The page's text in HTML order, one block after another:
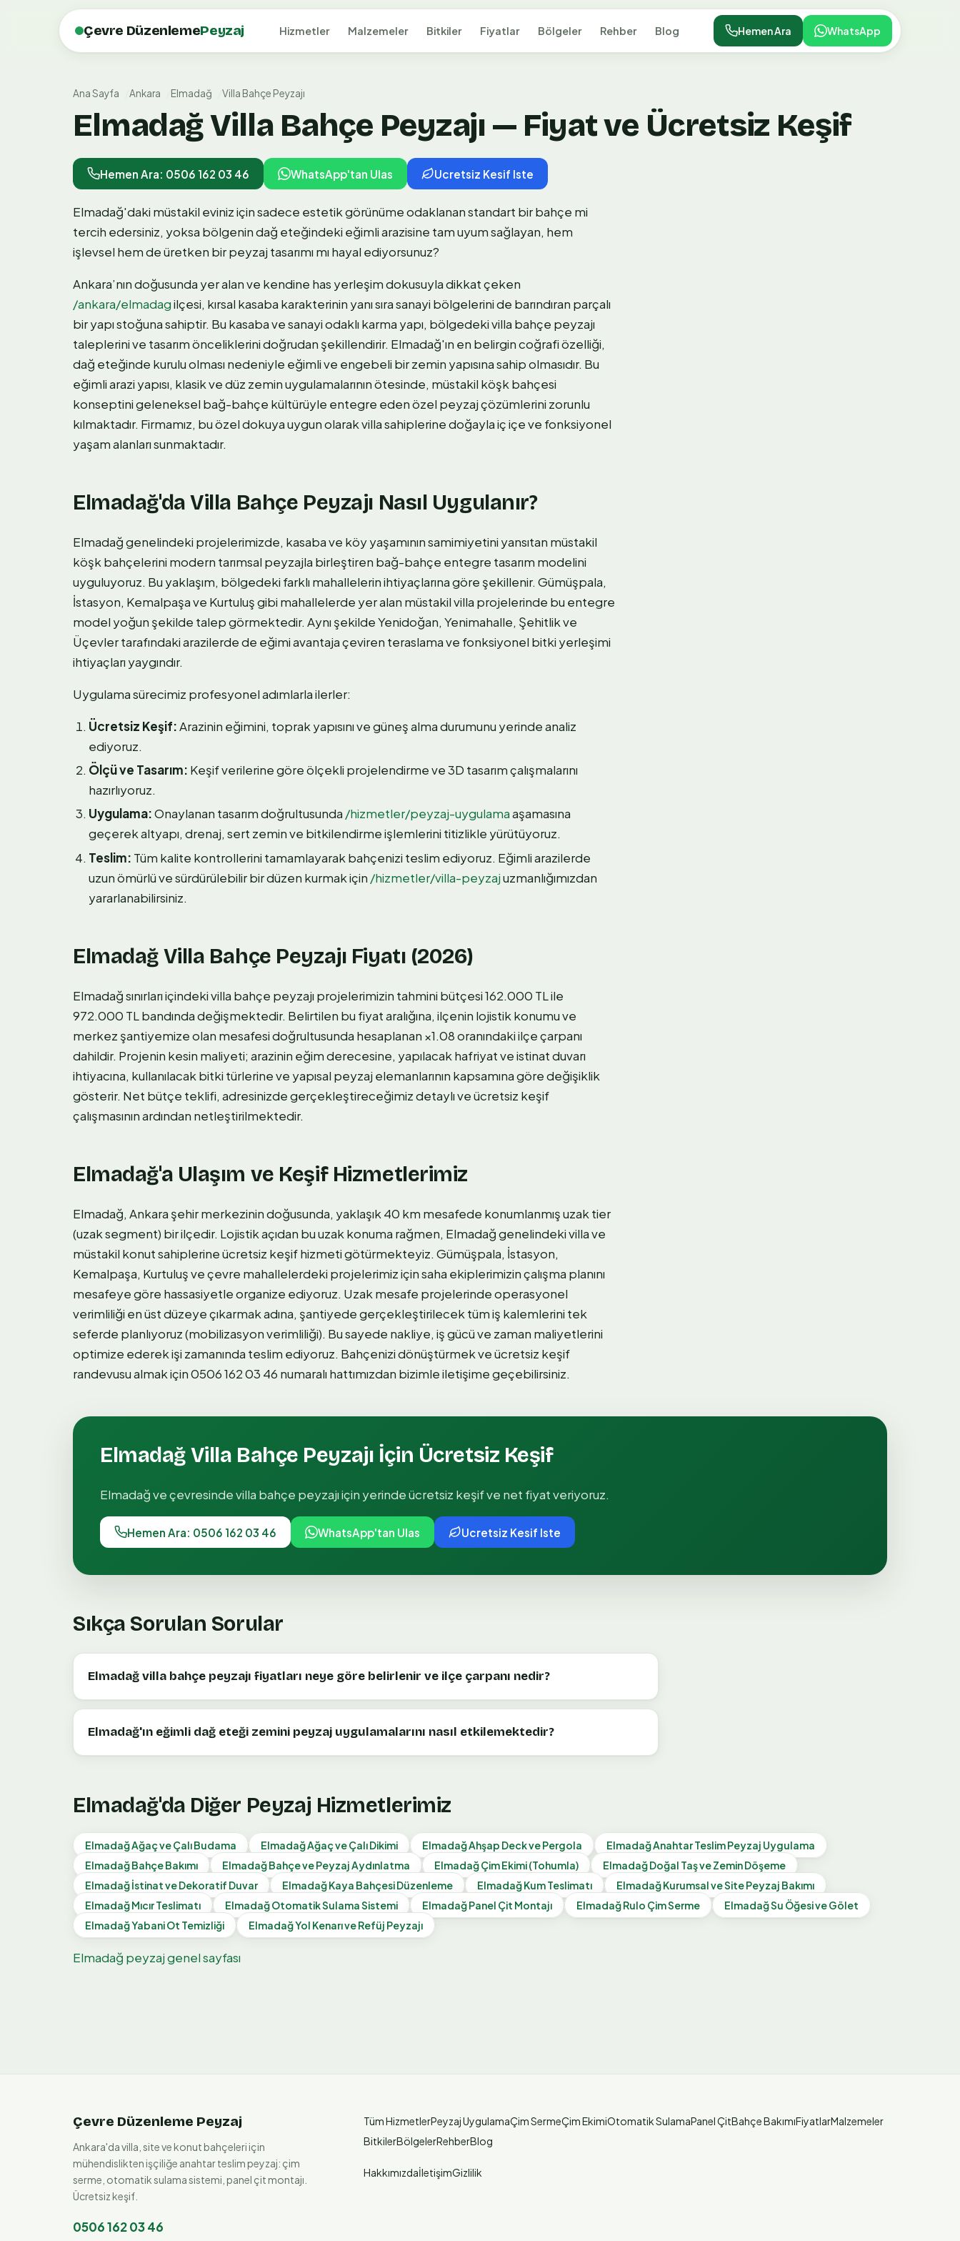
Çevre DüzenlemePeyzaj Hizmetler Malzemeler Bitkiler Fiyatlar Bölgeler Rehber Blog Hemen Ara WhatsApp
Ana Sayfa Ankara Elmadağ Villa Bahçe Peyzajı
Elmadağ Villa Bahçe Peyzajı — Fiyat ve Ücretsiz Keşif
Hemen Ara: 0506 162 03 46 WhatsApp'tan Ulas Ucretsiz Kesif Iste
Elmadağ'daki müstakil eviniz için sadece estetik görünüme odaklanan standart bir bahçe mi
tercih edersiniz, yoksa bölgenin dağ eteğindeki eğimli arazisine tam uyum sağlayan, hem
işlevsel hem de üretken bir peyzaj tasarımı mı hayal ediyorsunuz?
Ankara’nın doğusunda yer alan ve kendine has yerleşim dokusuyla dikkat çeken
/ankara/elmadagilçesi, kırsal kasaba karakterinin yanı sıra sanayi bölgelerini de barındıran parçalı
bir yapı stoğuna sahiptir. Bu kasaba ve sanayi odaklı karma yapı, bölgedeki villa bahçe peyzajı
taleplerini ve tasarım önceliklerini doğrudan şekillendirir. Elmadağ'ın en belirgin coğrafi özelliği,
dağ eteğinde kurulu olması nedeniyle eğimli ve engebeli bir zemin yapısına sahip olmasıdır. Bu
eğimli arazi yapısı, klasik ve düz zemin uygulamalarının ötesinde, müstakil köşk bahçesi
konseptini geleneksel bağ-bahçe kültürüyle entegre eden özel peyzaj çözümlerini zorunlu
kılmaktadır. Firmamız, bu özel dokuya uygun olarak villa sahiplerine doğayla iç içe ve fonksiyonel
yaşam alanları sunmaktadır.
Elmadağ'da Villa Bahçe Peyzajı Nasıl Uygulanır?
Elmadağ genelindeki projelerimizde, kasaba ve köy yaşamının samimiyetini yansıtan müstakil
köşk bahçelerini modern tarımsal peyzajla birleştiren bağ-bahçe entegre tasarım modelini
uyguluyoruz. Bu yaklaşım, bölgedeki farklı mahallelerin ihtiyaçlarına göre şekillenir. Gümüşpala,
İstasyon, Kemalpaşa ve Kurtuluş gibi mahallelerde yer alan müstakil villa projelerinde bu entegre
model yoğun şekilde talep görmektedir. Aynı şekilde Yenidoğan, Yenimahalle, Şehitlik ve
Üçevler tarafındaki arazilerde de eğimi avantaja çeviren teraslama ve fonksiyonel bitki yerleşimi
ihtiyaçları yaygındır.
Uygulama sürecimiz profesyonel adımlarla ilerler:
Ücretsiz Keşif:Arazinin eğimini, toprak yapısını ve güneş alma durumunu yerinde analiz
ediyoruz.
Ölçü ve Tasarım: Keşif verilerine göre ölçekli projelendirme ve 3D tasarım çalışmalarını
hazırlıyoruz.
Uygulama:Onaylanan tasarım doğrultusunda /hizmetler/peyzaj-uygulamaaşamasına
geçerek altyapı, drenaj, sert zemin ve bitkilendirme işlemlerini titizlikle yürütüyoruz.
Teslim: Tüm kalite kontrollerini tamamlayarak bahçenizi teslim ediyoruz. Eğimli arazilerde
uzun ömürlü ve sürdürülebilir bir düzen kurmak için /hizmetler/villa-peyzajuzmanlığımızdan
yararlanabilirsiniz.
Elmadağ Villa Bahçe Peyzajı Fiyatı (2026)
Elmadağ sınırları içindeki villa bahçe peyzajı projelerimizin tahmini bütçesi 162.000 TL ile
972.000 TL bandında değişmektedir. Belirtilen bu fiyat aralığına, ilçenin lojistik konumu ve
merkez şantiyemize olan mesafesi doğrultusunda hesaplanan ×1.08 oranındaki ilçe çarpanı
dahildir. Projenin kesin maliyeti; arazinin eğim derecesine, yapılacak hafriyat ve istinat duvarı
ihtiyacına, kullanılacak bitki türlerine ve yapısal peyzaj elemanlarının kapsamına göre değişiklik
gösterir. Net bütçe teklifi, adresinizde gerçekleştireceğimiz detaylı ve ücretsiz keşif
çalışmasının ardından netleştirilmektedir.
Elmadağ'a Ulaşım ve Keşif Hizmetlerimiz
Elmadağ, Ankara şehir merkezinin doğusunda, yaklaşık 40 km mesafede konumlanmış uzak tier
(uzak segment) bir ilçedir. Lojistik açıdan bu uzak konuma rağmen, Elmadağ genelindeki villa ve
müstakil konut sahiplerine ücretsiz keşif hizmeti götürmekteyiz. Gümüşpala, İstasyon,
Kemalpaşa, Kurtuluş ve çevre mahallelerdeki projelerimiz için saha ekiplerimizin çalışma planını
mesafeye göre hassasiyetle organize ediyoruz. Uzak mesafe projelerinde operasyonel
verimliliği en üst düzeye çıkarmak adına, şantiyede gerçekleştirilecek tüm iş kalemlerini tek
seferde planlıyoruz (mobilizasyon verimliliği). Bu sayede nakliye, iş gücü ve zaman maliyetlerini
optimize ederek işi zamanında teslim ediyoruz. Bahçenizi dönüştürmek ve ücretsiz keşif
randevusu almak için 0506 162 03 46 numaralı hattımızdan bizimle iletişime geçebilirsiniz.
Elmadağ Villa Bahçe Peyzajı İçin Ücretsiz Keşif
Elmadağve çevresindevilla bahçe peyzajıiçin yerinde ücretsiz keşif ve net fiyat veriyoruz.
Hemen Ara: 0506 162 03 46 WhatsApp'tan Ulas Ucretsiz Kesif Iste
Sıkça Sorulan Sorular
Elmadağ villa bahçe peyzajı fiyatları neye göre belirlenir ve ilçe çarpanı nedir?
Elmadağ'ın eğimli dağ eteği zemini peyzaj uygulamalarını nasıl etkilemektedir?
Elmadağ'da Diğer Peyzaj Hizmetlerimiz
ElmadağAğaç ve Çalı Budama ElmadağAğaç ve Çalı Dikimi ElmadağAhşap Deck ve Pergola ElmadağAnahtar Teslim Peyzaj Uygulama
ElmadağBahçe Bakımı ElmadağBahçe ve Peyzaj Aydınlatma ElmadağÇim Ekimi (Tohumla) ElmadağDoğal Taş ve Zemin Döşeme
Elmadağİstinat ve Dekoratif Duvar ElmadağKaya Bahçesi Düzenleme ElmadağKum Teslimatı ElmadağKurumsal ve Site Peyzaj Bakımı
ElmadağMıcır Teslimatı ElmadağOtomatik Sulama Sistemi ElmadağPanel Çit Montajı ElmadağRulo Çim Serme ElmadağSu Öğesi ve Gölet
ElmadağYabani Ot Temizliği ElmadağYol Kenarı ve Refüj Peyzajı
Elmadağ peyzaj genel sayfası
Çevre Düzenleme Peyzaj
Ankara'da villa, site ve konut bahçeleri için
mühendislikten işçiliğe anahtar teslim peyzaj: çim
serme, otomatik sulama sistemi, panel çit montajı.
Ücretsiz keşif.
0506 162 03 46
Tüm HizmetlerPeyzaj UygulamaÇim SermeÇim EkimiOtomatik SulamaPanel ÇitBahçe BakımıFiyatlarMalzemeler
BitkilerBölgelerRehberBlog
HakkımızdaİletişimGizlilik